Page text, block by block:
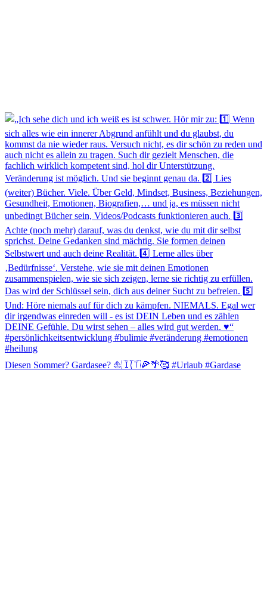
Diesen Sommer? Gardasee? ⛵️🇮🇹🍕🌴🥰 #Urlaub #Gardase